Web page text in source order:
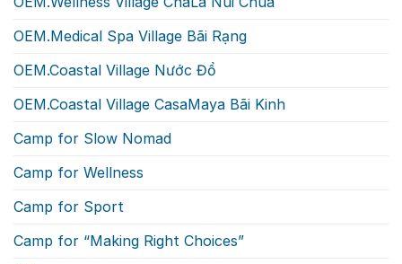
OEM.Medical Spa Village Bãi Rạng
OEM.Coastal Village Nước Đổ
OEM.Coastal Village CasaMaya Bãi Kinh
Camp for Slow Nomad
Camp for Wellness
Camp for Sport
Camp for “Making Right Choices”